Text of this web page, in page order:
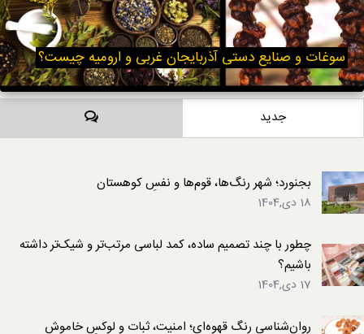
سوغات و صنایع دستی آذربایجان غربی و ارومیه چیست؟
جدید دیدگاه‌ها
بجنورد؛ شهر رنگ‌ها، قوم‌ها و نفسِ کوهستان
18 دی,1404
چطور با چند تصمیم ساده، کمد لباسی مرتب‌تر و شیک‌تر داشته
باشیم؟
17 دی,1404
روان‌شناسی رنگ قهوه‌ای؛ امنیت، ثبات و لوکسِ خاموش